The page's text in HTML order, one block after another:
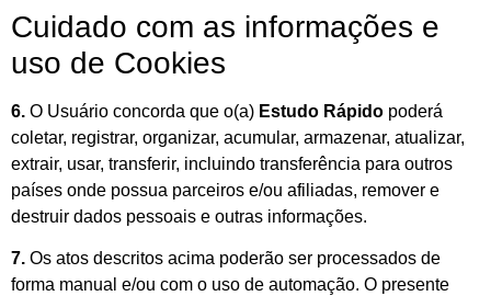
Cuidado com as informações e
uso de Cookies
6. O Usuário concorda que o(a) Estudo Rápido poderá
coletar, registrar, organizar, acumular, armazenar, atualizar,
extrair, usar, transferir, incluindo transferência para outros
países onde possua parceiros e/ou afiliadas, remover e
destruir dados pessoais e outras informações.
7. Os atos descritos acima poderão ser processados de
forma manual e/ou com o uso de automação. O presente